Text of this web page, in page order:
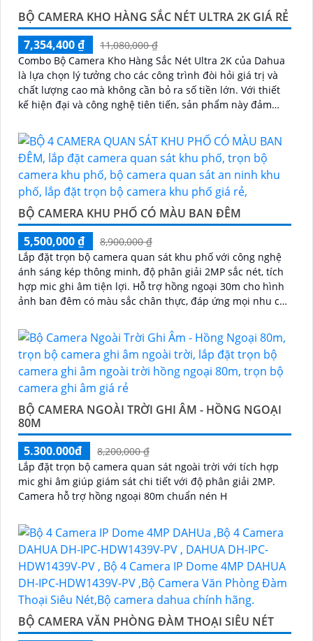
BỘ CAMERA KHO HÀNG SẮC NÉT ULTRA 2K GIÁ RẺ
7,354,400 ₫
11,080,000 ₫
Combo Bộ Camera Kho Hàng Sắc Nét Ultra 2K của Dahua
là lựa chọn lý tưởng cho các công trình đòi hỏi giá trị và
chất lượng cao mà không cần bỏ ra số tiền lớn. Với thiết
kế hiện đại và công nghệ tiên tiến, sản phẩm này đảm
BỘ CAMERA KHU PHỐ CÓ MÀU BAN ĐÊM
5,500,000 ₫
8,900,000 ₫
Lắp đặt trọn bộ camera quan sát khu phố với công nghệ
ánh sáng kép thông minh, độ phân giải 2MP sắc nét, tích
hợp mic ghi âm tiện lợi. Hỗ trợ hồng ngoại 30m cho hình
ảnh ban đêm có màu sắc chân thực, đáp ứng mọi nhu cầu
BỘ CAMERA NGOÀI TRỜI GHI ÂM - HỒNG NGOẠI
80M
5.300.000đ
8,200,000 ₫
Lắp đặt trọn bộ camera quan sát ngoài trời với tích hợp
mic ghi âm giúp giám sát chi tiết với độ phân giải 2MP.
Camera hỗ trợ hồng ngoại 80m chuẩn nén H
BỘ CAMERA VĂN PHÒNG ĐÀM THOẠI SIÊU NÉT